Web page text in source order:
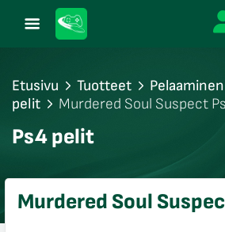
Etusivu Tuotteet Pelaaminen
pelit
Murdered Soul Suspect
Ps4 pelit
Murdered Soul
sulje
sulje